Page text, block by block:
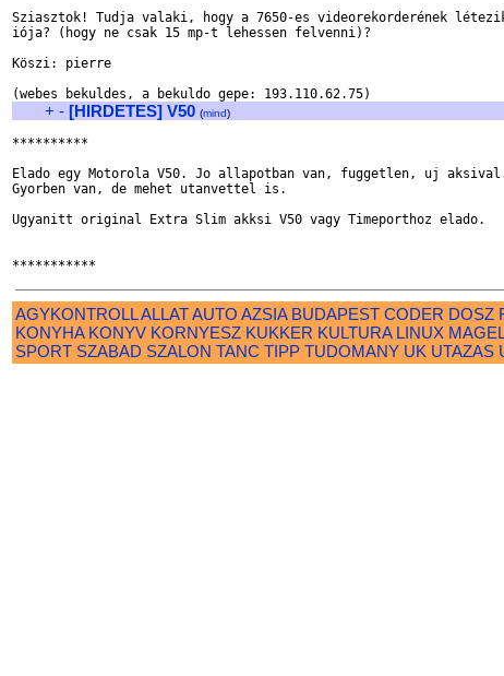
Sziasztok! Tudja valaki, hogy a 7650-es videorekorderének
iója? (hogy ne csak 15 mp-t lehessen felvenni)?
Köszi: pierre
+ - [HIRDETES] V50 (mind)
**********
Elado egy Motorola V50. Jo allapotban van, fuggetlen, uj
Gyorben van, de mehet utanvettel is.
Ugyanitt original Extra Slim akksi V50 vagy Timeporthoz elado.
AGYKONTROLLALLATAUTO AZSIA BUDAPEST CODER DOSZ
KONYHA KONYV KORNYESZ KUKKER KULTURA LINUX
SPORT SZABAD SZALON TANC TIPP TUDOMANY UK UTAZAS